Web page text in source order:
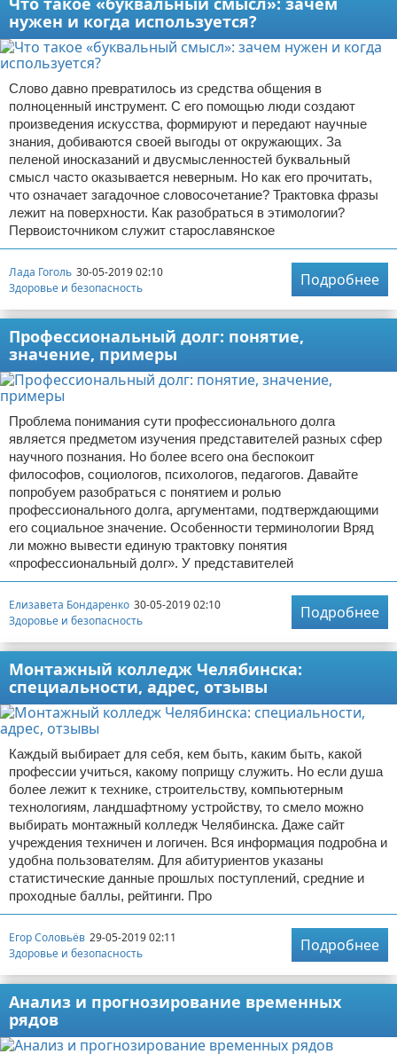
нужен и когда используется?
Слово давно превратилось из средства общения в
полноценный инструмент. С его помощью люди создают
произведения искусства, формируют и передают научные
знания, добиваются своей выгоды от окружающих. За
пеленой иносказаний и двусмысленностей буквальный
смысл часто оказывается неверным. Но как его прочитать,
что означает загадочное словосочетание? Трактовка фразы
лежит на поверхности. Как разобраться в этимологии?
Первоисточником служит старославянское
Лада Гоголь 30-05-2019 02:10
Здоровье и безопасность
Подробнее
Профессиональный долг: понятие,
значение, примеры
Проблема понимания сути профессионального долга
является предметом изучения представителей разных сфер
научного познания. Но более всего она беспокоит
философов, социологов, психологов, педагогов. Давайте
попробуем разобраться с понятием и ролью
профессионального долга, аргументами, подтверждающими
его социальное значение. Особенности терминологии Вряд
ли можно вывести единую трактовку понятия
«профессиональный долг». У представителей
Елизавета Бондаренко 30-05-2019 02:10
Здоровье и безопасность
Подробнее
Монтажный колледж Челябинска:
специальности, адрес, отзывы
Каждый выбирает для себя, кем быть, каким быть, какой
профессии учиться, какому поприщу служить. Но если душа
более лежит к технике, строительству, компьютерным
технологиям, ландшафтному устройству, то смело можно
выбирать монтажный колледж Челябинска. Даже сайт
учреждения техничен и логичен. Вся информация подробна и
удобна пользователям. Для абитуриентов указаны
статистические данные прошлых поступлений, средние и
проходные баллы, рейтинги. Про
Егор Соловьёв 29-05-2019 02:11
Здоровье и безопасность
Подробнее
Анализ и прогнозирование временных
рядов